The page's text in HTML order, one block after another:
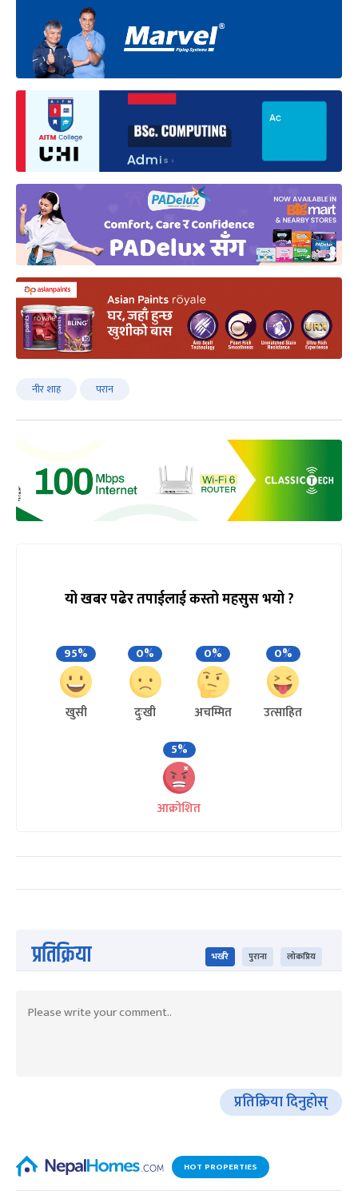
नीर शाह परान
यो खबर पढेर तपाईलाई कस्तो महसुस भयो ?
95%
खुसी
0%
दुःखी
0%
अचम्मित
0%
उत्साहित
5%
आक्रोशित
प्रतिक्रिया भर्खरै पुराना लोकप्रिय
प्रतिक्रिया दिनुहोस्
HOT PROPERTIES